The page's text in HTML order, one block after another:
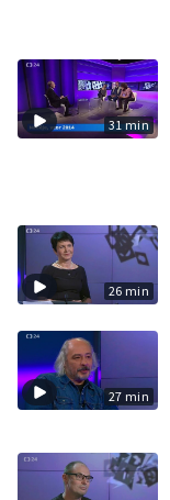
31 min
26 min
27 min